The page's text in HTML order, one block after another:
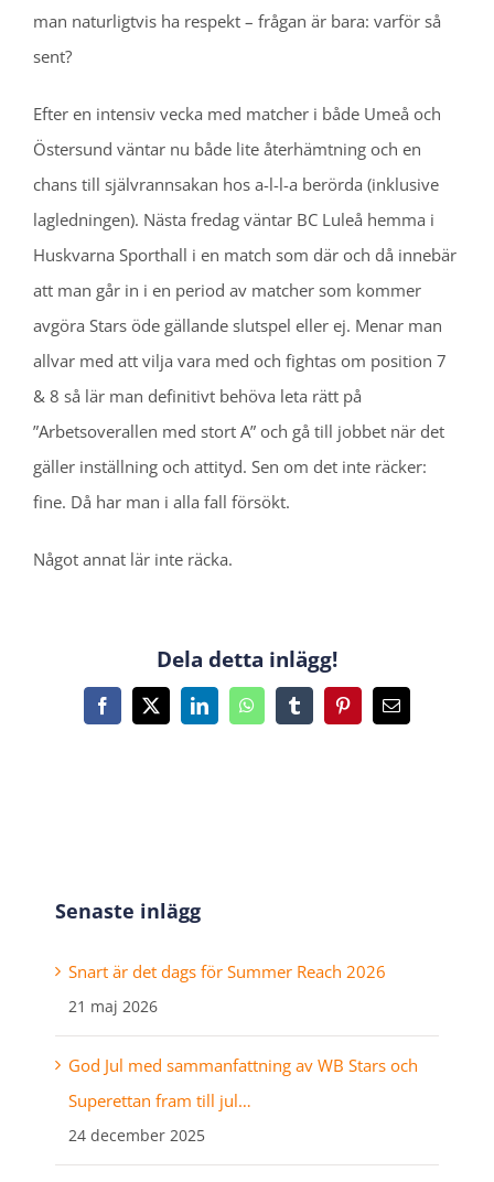
man naturligtvis ha respekt – frågan är bara: varför så
sent?
Efter en intensiv vecka med matcher i både Umeå och
Östersund väntar nu både lite återhämtning och en
chans till självrannsakan hos a-l-l-a berörda (inklusive
lagledningen). Nästa fredag väntar BC Luleå hemma i
Huskvarna Sporthall i en match som där och då innebär
att man går in i en period av matcher som kommer
avgöra Stars öde gällande slutspel eller ej. Menar man
allvar med att vilja vara med och fightas om position 7
& 8 så lär man definitivt behöva leta rätt på
”Arbetsoverallen med stort A” och gå till jobbet när det
gäller inställning och attityd. Sen om det inte räcker:
fine. Då har man i alla fall försökt.
Något annat lär inte räcka.
Dela detta inlägg!
Facebook
X LinkedInWhatsAppTumblrPinterest
E-
Senaste inlägg
Snart är det dags för Summer Reach 2026
21 maj 2026
God Jul med sammanfattning av WB Stars och
Superettan fram till jul…
24 december 2025